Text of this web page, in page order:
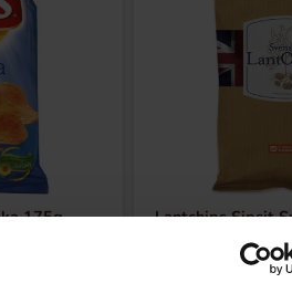
175g
Lantchips Sipsit
2.99